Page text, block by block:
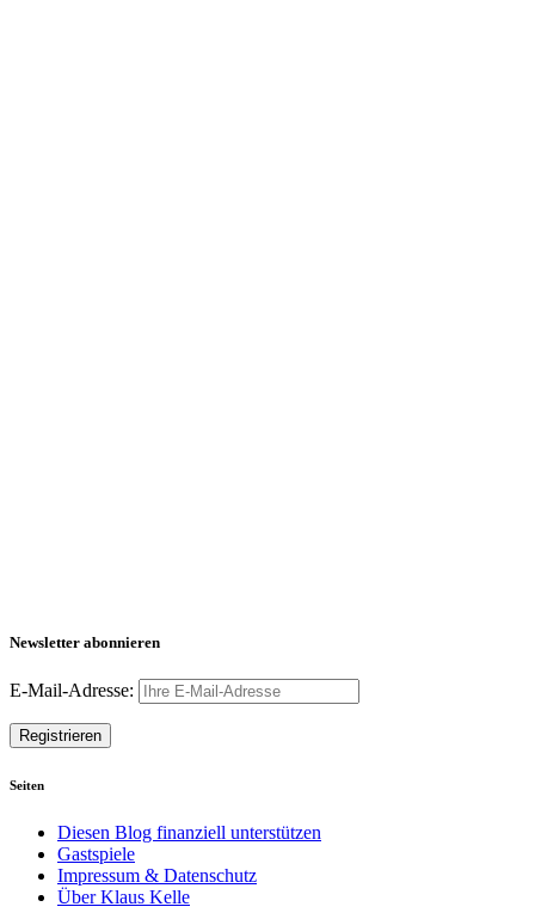
Newsletter abonnieren
E-Mail-Adresse:
Seiten
Diesen Blog finanziell unterstützen
Gastspiele
Impressum & Datenschutz
Über Klaus Kelle